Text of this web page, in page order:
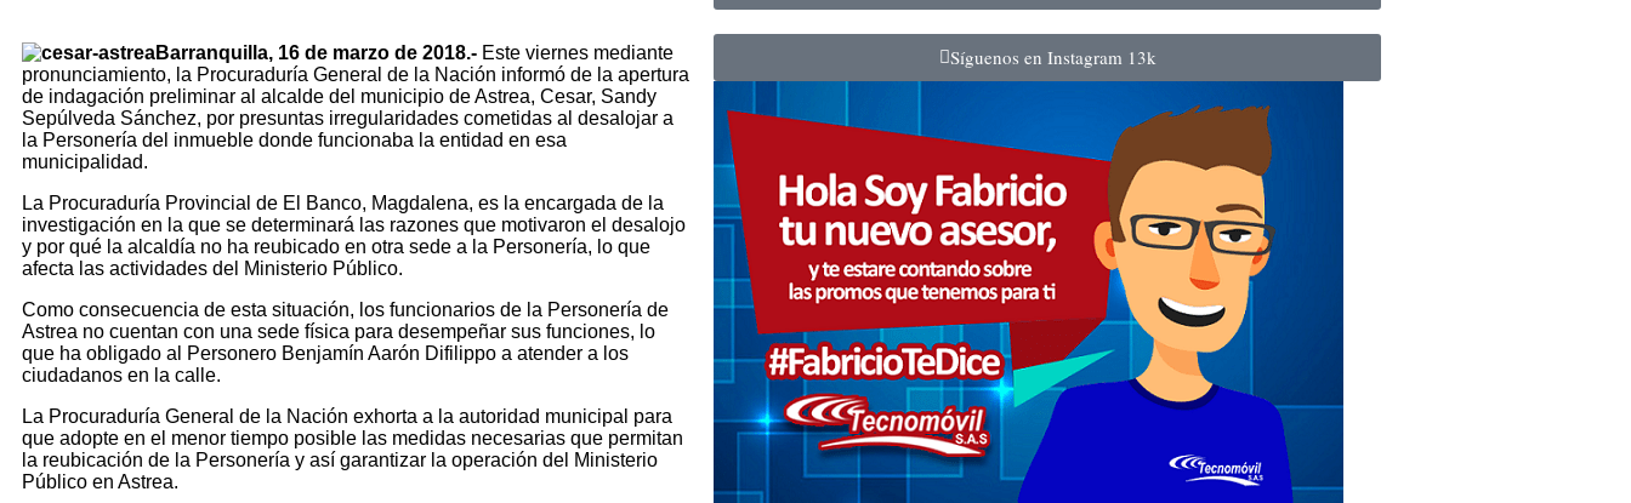
Barranquilla, 16 de marzo de 2018.- Este viernes mediante
pronunciamiento, la Procuraduría General de la Nación informó de la apertura
de indagación preliminar al alcalde del municipio de Astrea, Cesar, Sandy
Sepúlveda Sánchez, por presuntas irregularidades cometidas al desalojar a
la Personería del inmueble donde funcionaba la entidad en esa
municipalidad.
La Procuraduría Provincial de El Banco, Magdalena, es la encargada de la
investigación en la que se determinará las razones que motivaron el desalojo
y por qué la alcaldía no ha reubicado en otra sede a la Personería, lo que
afecta las actividades del Ministerio Público.
Como consecuencia de esta situación, los funcionarios de la Personería de
Astrea no cuentan con una sede física para desempeñar sus funciones, lo
que ha obligado al Personero Benjamín Aarón Difilippo a atender a los
ciudadanos en la calle.
La Procuraduría General de la Nación exhorta a la autoridad municipal para
que adopte en el menor tiempo posible las medidas necesarias que permitan
la reubicación de la Personería y así garantizar la operación del Ministerio
Público en Astrea.
Síguenos en Instagram 13k